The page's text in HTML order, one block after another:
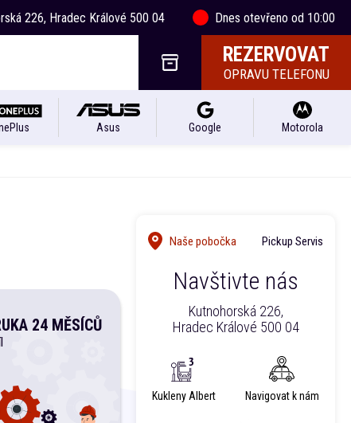
226, Hradec Králové 500 04 Dnes otevřeno od 10:00
REZERVOVAT
OPRAVU TELEFONU
Asus Google Motorola
24 MĚSÍCŮ
Naše pobočka Pickup Servis
Navštivte nás
Kutnohorská 226,
Hradec Králové 500 04
Kukleny Albert Navigovat k nám